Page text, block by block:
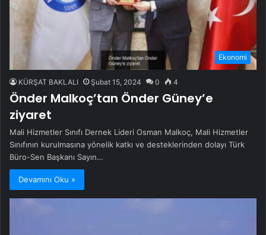
Ekonomi
KÜRŞAT BAKLALI Şubat 15, 2024 0 4
Önder Malkoç’tan Önder Güney’e
ziyaret
Mali Hizmetler Sınıfı Dernek Lideri Osman Malkoç, Mali Hizmetler
Sınıfının kurulmasına yönelik katkı ve desteklerinden dolayı Türk
Büro-Sen Başkanı Sayın…
Devamını Oku »